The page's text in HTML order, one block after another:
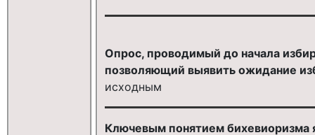
Опрос, проводимый до начала
позволяющий выявить ожидание
исходным
Ключевым понятием бихевиоризма